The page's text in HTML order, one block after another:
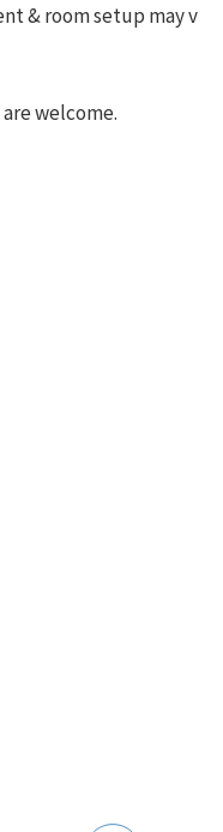
& room setup may v
welcome.